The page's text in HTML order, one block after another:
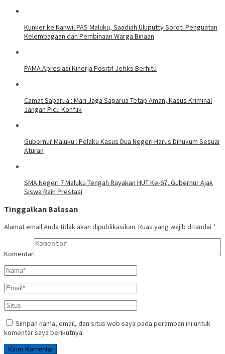
Kunker ke Kanwil PAS Maluku, Saadiah Uluputty Soroti Penguatan
Kelembagaan dan Pembinaan Warga Binaan
PAMA Apresiasi Kinerja Positif Jefiks Berhitu
Camat Saparua : Mari Jaga Saparua Tetap Aman, Kasus Kriminal
Jangan Picu Konflik
Gubernur Maluku : Pelaku Kasus Dua Negeri Harus Dihukum Sesuai
Aturan
SMA Negeri 7 Maluku Tengah Rayakan HUT Ke-67, Gubernur Ajak
Siswa Raih Prestasi
Tinggalkan Balasan
Alamat email Anda tidak akan dipublikasikan. Ruas yang wajib ditandai *
Komentar
Simpan nama, email, dan situs web saya pada peramban ini untuk
komentar saya berikutnya.